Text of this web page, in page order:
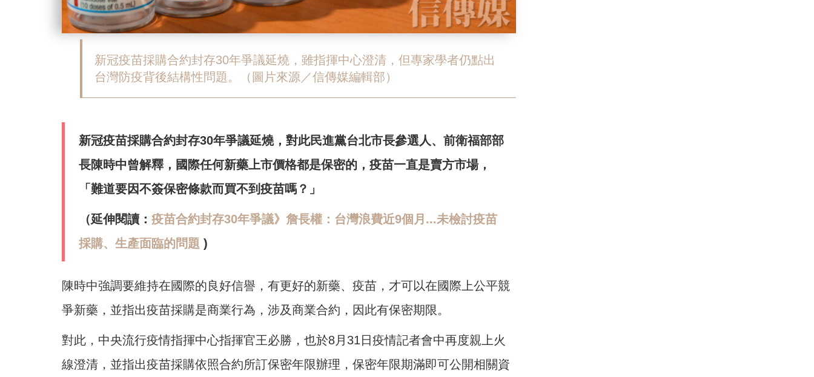
新冠疫苗採購合約封存30年爭議延燒，雖指揮中心澄清，但專家學者仍點出
台灣防疫背後結構性問題。（圖片來源／信傳媒編輯部）
新冠疫苗採購合約封存30年爭議延燒，對此民進黨台北市長參選人、前衛福部部
長陳時中曾解釋，國際任何新藥上市價格都是保密的，疫苗一直是賣方市場，
「難道要因不簽保密條款而買不到疫苗嗎？」
（延伸閱讀： 疫苗合約封存30年爭議》詹長權：台灣浪費近9個月...未檢討疫苗
採購、生產面臨的問題 )
陳時中強調要維持在國際的良好信譽，有更好的新藥、疫苗，才可以在國際上公平競
爭新藥，並指出疫苗採購是商業行為，涉及商業合約，因此有保密期限。
對此，中央流行疫情指揮中心指揮官王必勝，也於8月31日疫情記者會中再度親上火
線澄清，並指出疫苗採購依照合約所訂保密年限辦理，保密年限期滿即可公開相關資